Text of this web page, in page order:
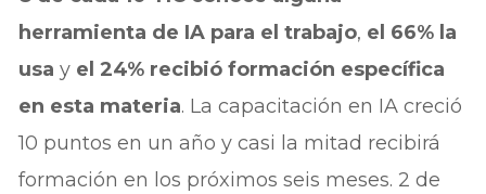
herramienta de IA para el trabajo, el 66% la
usa y el 24% recibió formación específica
en esta materia. La capacitación en IA creció
10 puntos en un año y casi la mitad recibirá
formación en los próximos seis meses. 2 de